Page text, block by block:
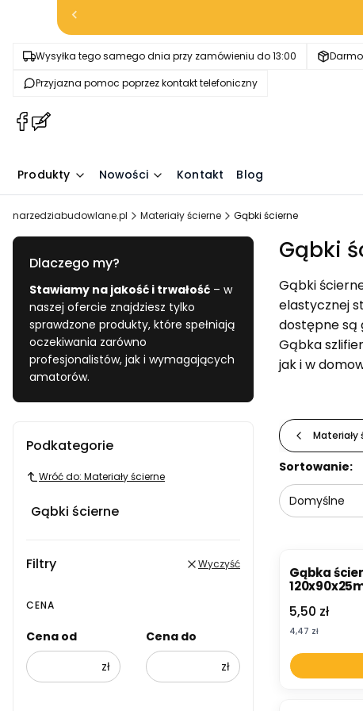
Wysyłka tego samego dnia przy zamówieniu do 13:00
Przyjazna pomoc poprzez kontakt telefoniczny
(Otwiera
nowej
karcie)
(Otwiera
nowej
karcie)
Produkty Nowości Kontakt Blog
narzedziabudowlane.pl Materiały ścierne Gąbki ścierne
Dlaczego my?
Stawiamy na jakość i trwałość – w
naszej ofercie znajdziesz tylko
sprawdzone produkty, które spełniają
oczekiwania zarówno
profesjonalistów, jak i wymagających
amatorów.
Podkategorie
Wróć do: Materiały ścierne
Gąbki ścierne
Filtry Wyczyść
CENA
Cena od
zł
Cena do
zł
Gąbki
Gąbki
elastycznej
dostępne są
Gąbka
jak i w
Materiały
Lista
Sortowanie:
Domyślne
Gąbka
Cena
5,50 zł
Cena
4,47 zł